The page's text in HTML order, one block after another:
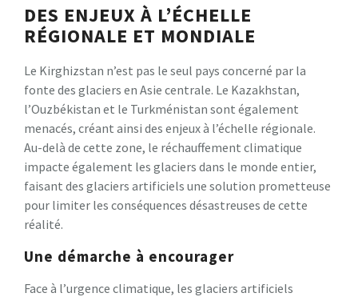
DES ENJEUX À L’ÉCHELLE
RÉGIONALE ET MONDIALE
Le Kirghizstan n’est pas le seul pays concerné par la
fonte des glaciers en Asie centrale. Le Kazakhstan,
l’Ouzbékistan et le Turkménistan sont également
menacés, créant ainsi des enjeux à l’échelle régionale.
Au-delà de cette zone, le réchauffement climatique
impacte également les glaciers dans le monde entier,
faisant des glaciers artificiels une solution prometteuse
pour limiter les conséquences désastreuses de cette
réalité.
Une démarche à encourager
Face à l’urgence climatique, les glaciers artificiels